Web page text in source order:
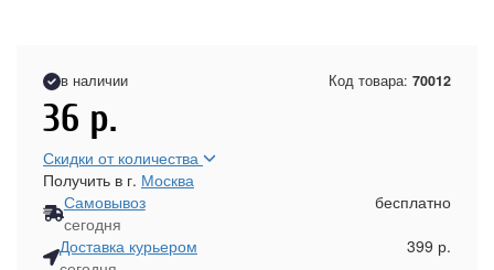
в наличии Код товара: 70012
36 р.
Скидки от количества
Получить в г. Москва
Самовывоз
сегодня
бесплатно
Доставка курьером
399 р.